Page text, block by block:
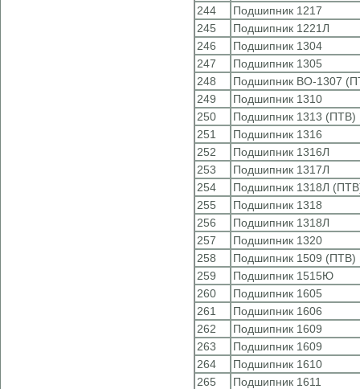
244
Подшипник 1217
245
Подшипник 1221Л
246
Подшипник 1304
247
Подшипник 1305
248
Подшипник ВО-1307
249
Подшипник 1310
250
Подшипник 1313 (ПТВ)
251
Подшипник 1316
252
Подшипник 1316Л
253
Подшипник 1317Л
254
Подшипник 1318Л
255
Подшипник 1318
256
Подшипник 1318Л
257
Подшипник 1320
258
Подшипник 1509 (ПТВ)
259
Подшипник 1515Ю
260
Подшипник 1605
261
Подшипник 1606
262
Подшипник 1609
263
Подшипник 1609
264
Подшипник 1610
265
Подшипник 1611